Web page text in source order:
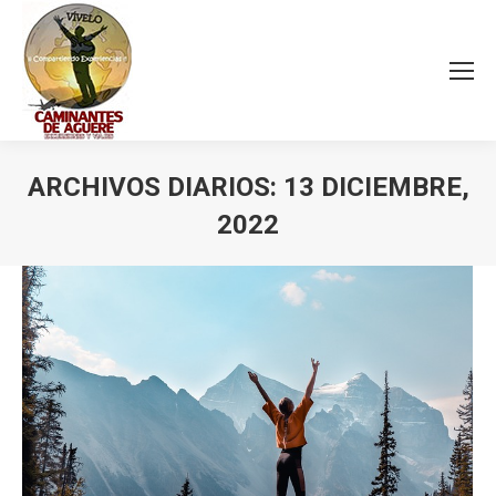
ARCHIVOS DIARIOS: 13 DICIEMBRE,
2022